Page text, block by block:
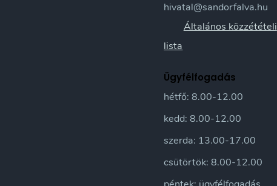
hivatal@sandorfalva.hu
Általános közzétételi
lista
Ügyfélfogadás
hétfő: 8.00-12.00
kedd: 8.00-12.00
szerda: 13.00-17.00
csütörtök: 8.00-12.00